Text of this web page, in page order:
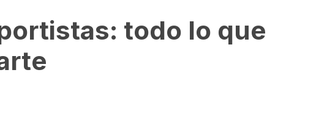
todo lo que